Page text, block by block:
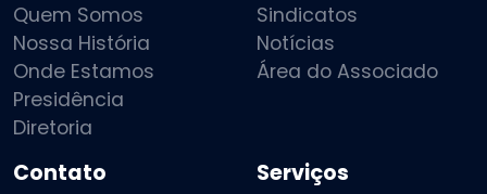
Quem Somos
Nossa História
Onde Estamos
Presidência
Diretoria
Sindicatos
Notícias
Área do Associado
Contato Serviços